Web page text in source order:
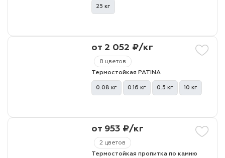
25 кг
8 цветов
от 2 052 ₽/кг
Термостойкая PATINA
0.08 кг 0.16 кг 0.5 кг 10 кг
2 цветов
от 953 ₽/кг
Термостойкая пропитка по камню